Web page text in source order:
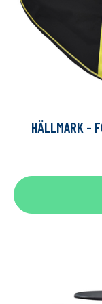
HÄLLMARK -